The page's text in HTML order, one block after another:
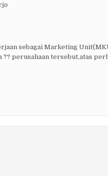
sebagai Marketing
perusahaan tersebut,atas